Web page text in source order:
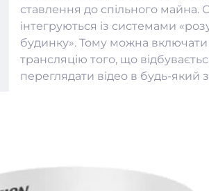
ставлення до спільного майна.
інтегруються із системами
будинку». Тому можна
трансляцію того, що
переглядати відео в будь-який